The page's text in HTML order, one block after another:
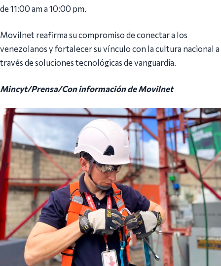
de 11:00 am a 10:00 pm.
Movilnet reafirma su compromiso de conectar a los
venezolanos y fortalecer su vínculo con la cultura nacional a
través de soluciones tecnológicas de vanguardia.
Mincyt/Prensa/Con información de Movilnet